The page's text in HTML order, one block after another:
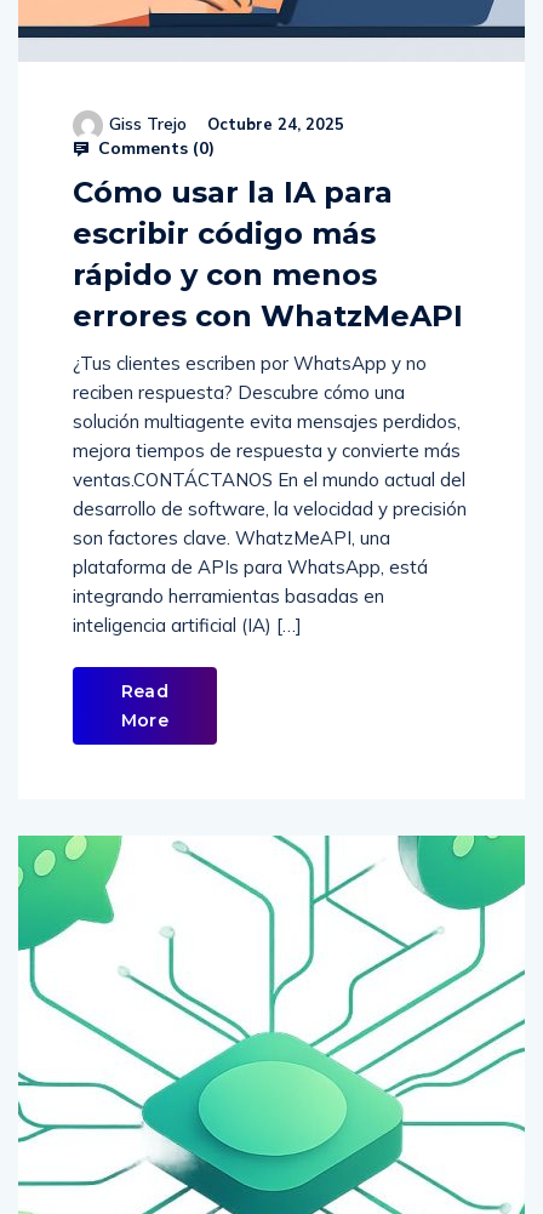
Giss Trejo Octubre 24, 2025
Comments (0)
Cómo usar la IA para
escribir código más
rápido y con menos
errores con WhatzMeAPI
¿Tus clientes escriben por WhatsApp y no
reciben respuesta? Descubre cómo una
solución multiagente evita mensajes perdidos,
mejora tiempos de respuesta y convierte más
ventas.CONTÁCTANOS En el mundo actual del
desarrollo de software, la velocidad y precisión
son factores clave. WhatzMeAPI, una
plataforma de APIs para WhatsApp, está
integrando herramientas basadas en
inteligencia artificial (IA) […]
Read
More